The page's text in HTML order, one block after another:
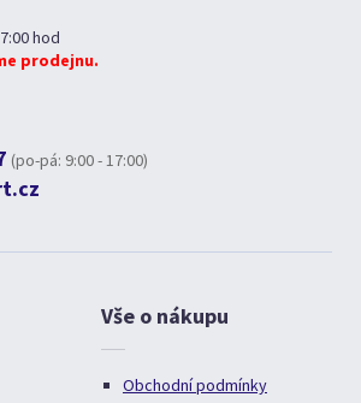
hod
prodejnu.
(po-pá: 9:00 - 17:00)
Vše o nákupu
Obchodní podmínky